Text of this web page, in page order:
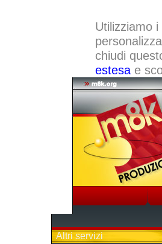
Utilizziamo
chiudi
estesae
Altri servizi